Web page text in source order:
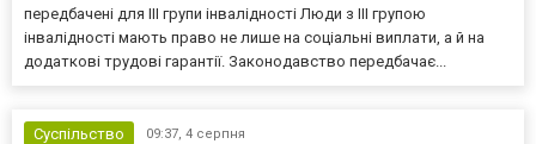
передбачені для III групи інвалідності Люди з III групою
інвалідності мають право не лише на соціальні виплати, а й на
додаткові трудові гарантії. Законодавство передбачає...
Суспільство 09:37, 4 серпня